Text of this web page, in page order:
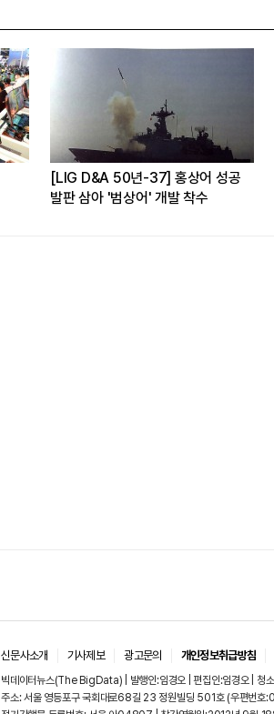
[LIG D&A 50년-37] 홍상어 성공
발판 삼아 '범상어' 개발 착수
문
AI
신문사소개 기사제보 광고문의 개인정보취급방침
빅데이터뉴스(The BigData) | 발행인:임경오 | 편집인:임경오 |
주소: 서울 영등포구 국회대로68길 23 정원빌딩 501호 (우